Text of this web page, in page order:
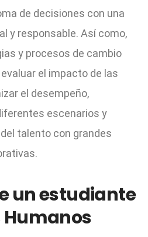
de decisiones con una
y responsable. Así como,
y procesos de cambio
el impacto de las
el desempeño,
escenarios y
talento con grandes
un estudiante
Humanos